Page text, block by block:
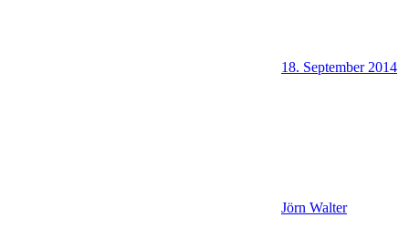
18. September 2014
Jörn Walter